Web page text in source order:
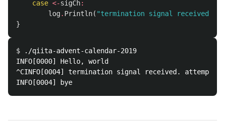
case <-sigCh:
log. Println( "termination signal received.
}
$
./qiita-advent-calendar-2019
INFO[0000] Hello,
^CINFO[0004] termination signal received. attempt